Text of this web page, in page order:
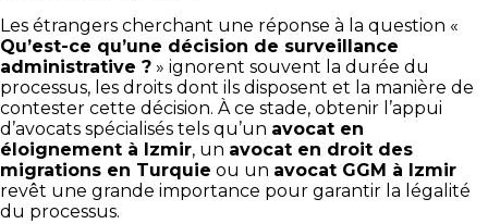
Les étrangers cherchant une réponse à la question «
Qu’est-ce qu’une décision de surveillance
administrative ? » ignorent souvent la durée du
processus, les droits dont ils disposent et la manière de
contester cette décision. À ce stade, obtenir l’appui
d’avocats spécialisés tels qu’un avocat en
éloignement à Izmir, un avocat en droit des
migrations en Turquie ou un avocat GGM à Izmir
revêt une grande importance pour garantir la légalité
du processus.